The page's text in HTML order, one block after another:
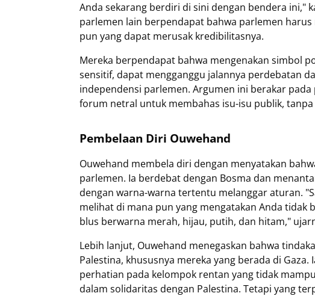
Anda sekarang berdiri di sini dengan bendera ini,"
parlemen lain berpendapat bahwa parlemen
pun yang dapat merusak kredibilitasnya.
Mereka berpendapat bahwa mengenakan simbol
sensitif, dapat mengganggu jalannya perdebatan
independensi parlemen. Argumen ini berakar
forum netral untuk membahas isu-isu publik,
Pembelaan Diri Ouwehand
Ouwehand membela diri dengan menyatakan
parlemen. Ia berdebat dengan Bosma dan
dengan warna-warna tertentu melanggar aturan.
melihat di mana pun yang mengatakan Anda
blus berwarna merah, hijau, putih, dan hitam,"
Lebih lanjut, Ouwehand menegaskan bahwa
Palestina, khususnya mereka yang berada di
perhatian pada kelompok rentan yang tidak
dalam solidaritas dengan Palestina. Tetapi yang